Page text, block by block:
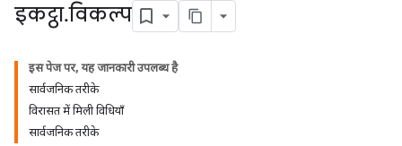
इकट्ठा.विकल्प
इस पेज पर, यह जानकारी उपलब्ध है
सार्वजनिक तरीके
विरासत में मिली विधियाँ
सार्वजनिक तरीके